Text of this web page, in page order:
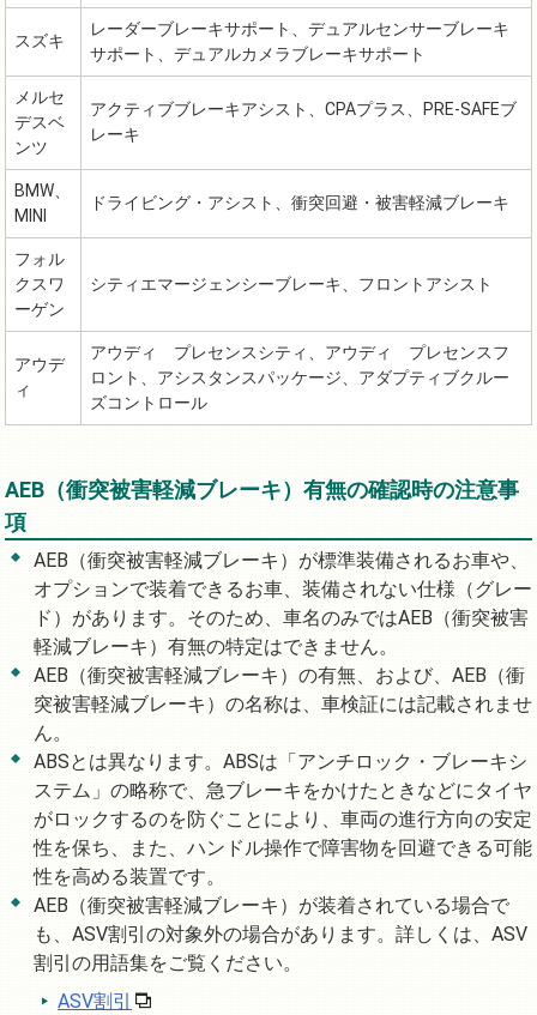
スズキ
レーダーブレーキサポート、デュアルセンサーブレーキ
サポート、デュアルカメラブレーキサポート
メルセ
デスベ
ンツ
アクティブブレーキアシスト、CPAプラス、PRE-SAFEブ
レーキ
BMW、
MINI
ドライビング・アシスト、衝突回避・被害軽減ブレーキ
フォル
クスワ
ーゲン
シティエマージェンシーブレーキ、フロントアシスト
アウデ
ィ
アウディ プレセンスシティ、アウディ プレセンスフ
ロント、アシスタンスパッケージ、アダプティブクルー
ズコントロール
AEB（衝突被害軽減ブレーキ）有無の確認時の注意事
項
AEB（衝突被害軽減ブレーキ）が標準装備されるお車や、
オプションで装着できるお車、装備されない仕様（グレー
ド）があります。そのため、車名のみではAEB（衝突被害
軽減ブレーキ）有無の特定はできません。
AEB（衝突被害軽減ブレーキ）の有無、および、AEB（衝
突被害軽減ブレーキ）の名称は、車検証には記載されませ
ん。
ABSとは異なります。ABSは「アンチロック・ブレーキシ
ステム」の略称で、急ブレーキをかけたときなどにタイヤ
がロックするのを防ぐことにより、車両の進行方向の安定
性を保ち、また、ハンドル操作で障害物を回避できる可能
性を高める装置です。
AEB（衝突被害軽減ブレーキ）が装着されている場合で
も、ASV割引の対象外の場合があります。詳しくは、ASV
割引の用語集をご覧ください。
ASV割引